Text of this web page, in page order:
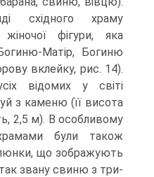
східного храму
фігури, яка
Матір, Богиню
вклейку, рис. 14).
відомих у світі
з каменю (її висота
2,5 м). В особливому
були також
що зображують
так звану свиню з три­